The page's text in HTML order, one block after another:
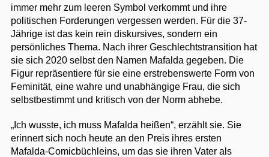
immer mehr zum leeren Symbol verkommt und ihre
politischen Forderungen vergessen werden. Für die 37-
Jährige ist das kein rein diskursives, sondern ein
persönliches Thema. Nach ihrer Geschlechtstransition hat
sie sich 2020 selbst den Namen Mafalda gegeben. Die
Figur repräsentiere für sie eine erstrebenswerte Form von
Feminität, eine wahre und unabhängige Frau, die sich
selbstbestimmt und kritisch von der Norm abhebe.
„Ich wusste, ich muss Mafalda heißen“, erzählt sie. Sie
erinnert sich noch heute an den Preis ihres ersten
Mafalda-Comicbüchleins, um das sie ihren Vater als